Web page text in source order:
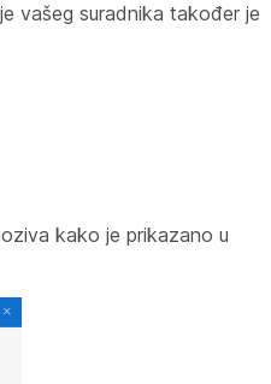
vašeg suradnika također je
kako je prikazano u